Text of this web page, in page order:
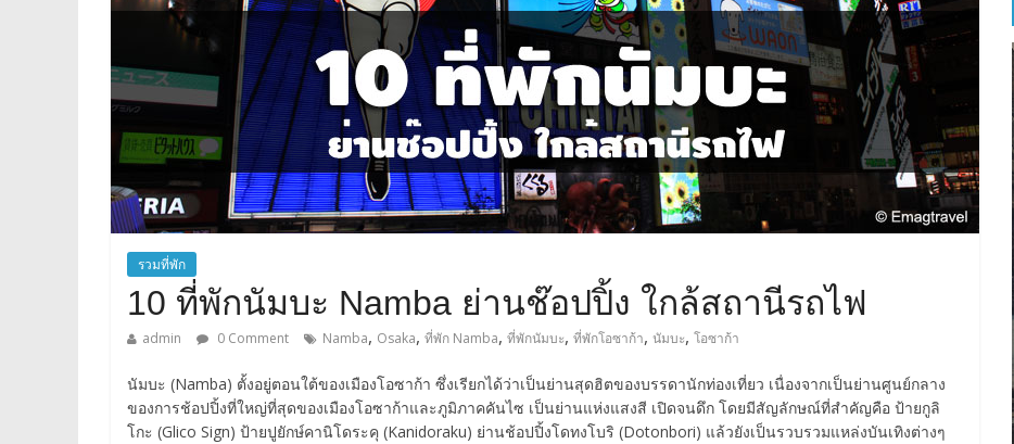
รวมที่พัก
10 ที่พักนัมบะ Namba ย่านช๊อปปิ้ง ใกล้สถานีรถไฟ
admin 0 Comment Namba, Osaka, ที่พัก Namba, ที่พักนัมบะ, ที่พักโอซาก้า, นัมบะ, โอซาก้า
นัมบะ (Namba) ตั้งอยู่ตอนใต้ของเมืองโอซาก้า ซึ่งเรียกได้ว่าเป็นย่านสุดฮิตของบรรดานักท่องเที่ยว เนื่องจากเป็นย่านศูนย์กลาง
ของการช้อปปิ้งที่ใหญ่ที่สุดของเมืองโอซาก้าและภูมิภาคคันไซ เป็นย่านแห่งแสงสี เปิดจนดึก โดยมีสัญลักษณ์ที่สำคัญคือ ป้ายกูลิ
โกะ (Glico Sign) ป้ายปูยักษ์คานิโดระคุ (Kanidoraku) ย่านช้อปปิ้งโดทงโบริ (Dotonbori) แล้วยังเป็นรวบรวมแหล่งบันเทิงต่างๆ